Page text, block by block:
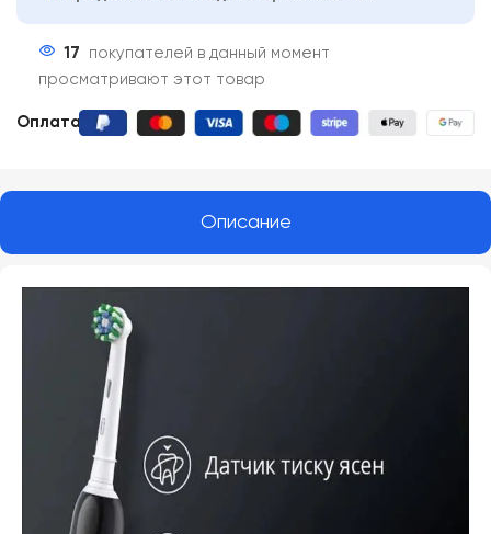
17
покупателей в данный момент
просматривают этот товар
Оплата:
Описание